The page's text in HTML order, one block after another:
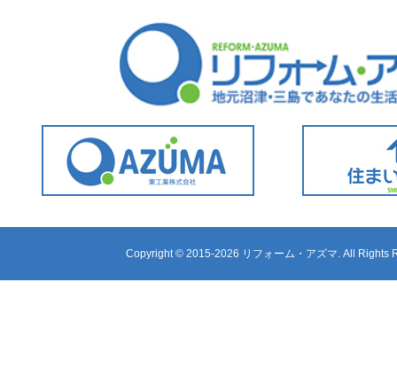
Copyright © 2015-2026 リフォーム・アズマ. All Rights